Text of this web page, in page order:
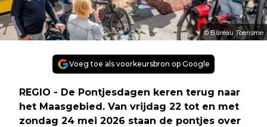
© Bureau Toerisme
Voeg toe als voorkeursbron op Google
REGIO - De Pontjesdagen keren terug naar
het Maasgebied. Van vrijdag 22 tot en met
zondag 24 mei 2026 staan de pontjes over